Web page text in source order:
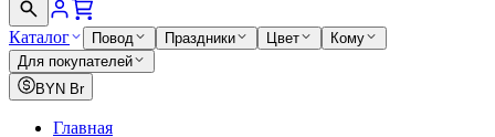
Каталог Повод Праздники Цвет
Кому
Для покупателей
BYN Br
Главная